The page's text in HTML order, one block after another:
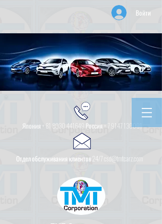
Войти
Япония + 81 8030 441649 Россия + 7 9147 130001
Отдел обслуживания клиентов 24/7 csd@tmtcarz.com